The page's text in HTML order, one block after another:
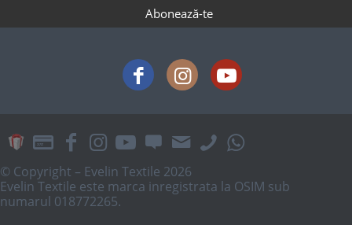
© Copyright – Evelin Textile 2026
Evelin Textile este marca inregistrata la OSIM sub
numarul 018772265.